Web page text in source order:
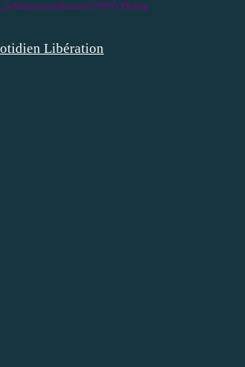
contribution/278035.FR.php
Libération